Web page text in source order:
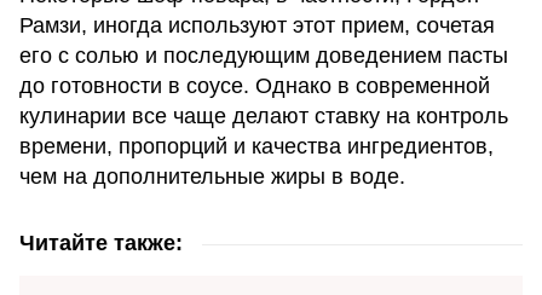
Рамзи, иногда используют этот прием, сочетая
его с солью и последующим доведением пасты
до готовности в соусе. Однако в современной
кулинарии все чаще делают ставку на контроль
времени, пропорций и качества ингредиентов,
чем на дополнительные жиры в воде.
Читайте также: